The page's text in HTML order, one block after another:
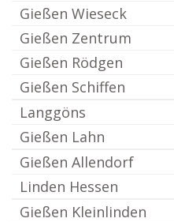
Gießen Wieseck
Gießen Zentrum
Gießen Rödgen
Gießen Schiffen
Langgöns
Gießen Lahn
Gießen Allendorf
Linden Hessen
Gießen Kleinlinden